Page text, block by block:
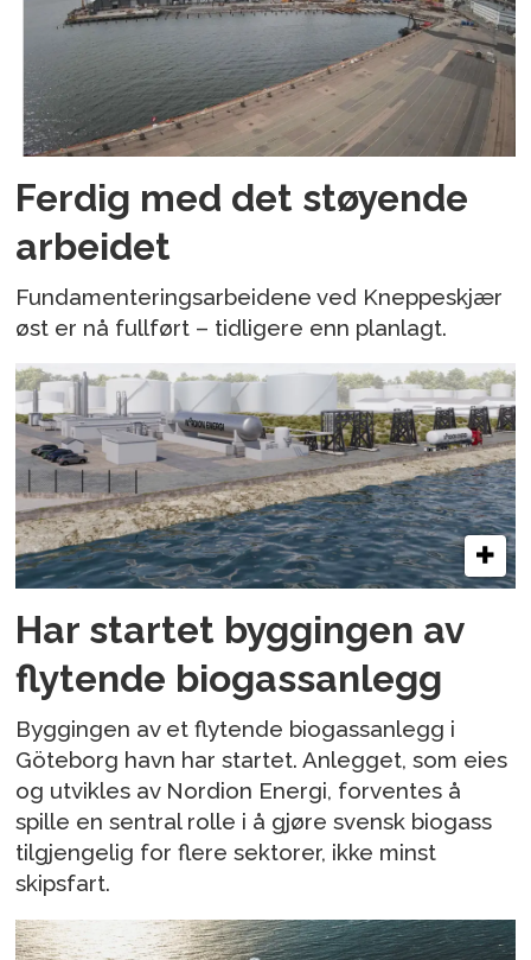
Ferdig med det støyende
arbeidet
Fundamenteringsarbeidene ved Kneppeskjær
øst er nå fullført – tidligere enn planlagt.
Har startet byggingen av
flytende biogassanlegg
Byggingen av et flytende biogassanlegg i
Göteborg havn har startet. Anlegget, som eies
og utvikles av Nordion Energi, forventes å
spille en sentral rolle i å gjøre svensk biogass
tilgjengelig for flere sektorer, ikke minst
skipsfart.